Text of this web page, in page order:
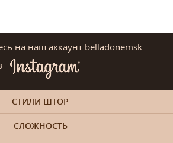
на наш аккаунт belladonemsk
СТИЛИ ШТОР
СЛОЖНОСТЬ